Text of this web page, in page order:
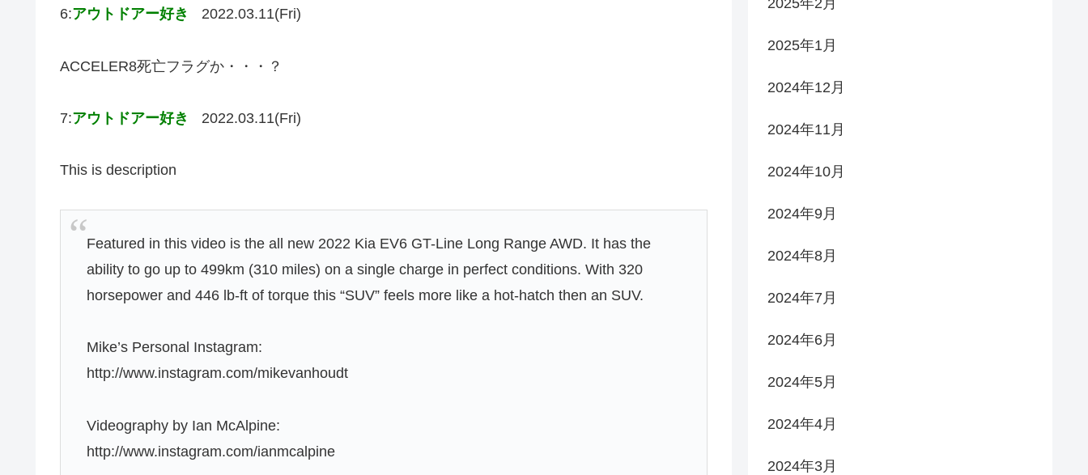
6:アウトドアー好き 2022.03.11(Fri)
ACCELER8死亡フラグか・・・？
7:アウトドアー好き 2022.03.11(Fri)
This is description
Featured in this video is the all new 2022 Kia EV6 GT-Line Long Range AWD. It has the
ability to go up to 499km (310 miles) on a single charge in perfect conditions. With 320
horsepower and 446 lb-ft of torque this “SUV” feels more like a hot-hatch then an SUV.
Mike’s Personal Instagram:
http://www.instagram.com/mikevanhoudt
Videography by Ian McAlpine:
http://www.instagram.com/ianmcalpine
2025年1月
2024年12月
2024年11月
2024年10月
2024年9月
2024年8月
2024年7月
2024年6月
2024年5月
2024年4月
2024年3月